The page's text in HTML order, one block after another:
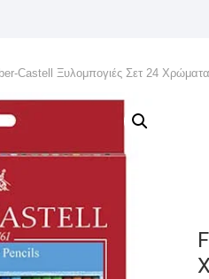
Castell Ξυλομπογιές Σετ 24 Χρώματα